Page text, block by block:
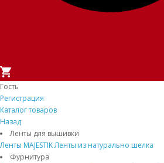
Гость
Регистрация
Каталог товаров
Назад
Ленты для вышивки
Ленты MAJESTIKЛенты из натурально шелка
Фурнитура